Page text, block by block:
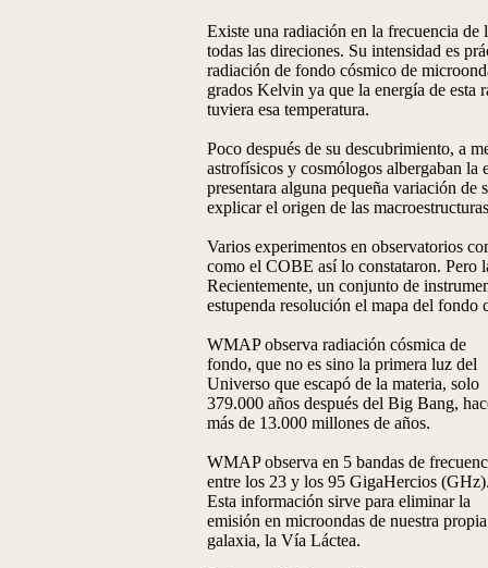
Existe una radiación en la frecuencia de
todas las direciones. Su intensidad es
radiación de fondo cósmico de
grados Kelvin ya que la energía de esta
tuviera esa temperatura.
Poco después de su descubrimiento, a
astrofísicos y cosmólogos albergaban la
presentara alguna pequeña variación
explicar el origen de las
Varios experimentos en observatorios
como el COBE así lo constataron. Pero
Recientemente, un conjunto de
estupenda resolución el mapa del
WMAP observa radiación cósmica de
fondo, que no es sino la primera luz del
Universo que escapó de la materia, solo
379.000 años después del Big Bang,
más de 13.000 millones de años.
WMAP observa en 5 bandas de
entre los 23 y los 95 GigaHercios
Esta información sirve para eliminar la
emisión en microondas de nuestra propia
galaxia, la Vía Láctea.